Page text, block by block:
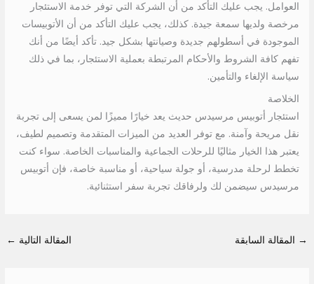
العوامل. يجب عليك التأكد من أن الشركة التي توفر خدمة الاستئجار
مرخصة ولديها سمعة جيدة. كذلك، يجب عليك التأكد من أن الأتوبيسات
الموجودة في أسطولهم جديدة وصيانتها بشكل جيد. تأكد أيضًا من أنك
تفهم كافة الشروط والأحكام المرتبطة بعملية الاستئجار، بما في ذلك
سياسة الإلغاء والتأمين.
الخلاصة
استئجار أتوبيس مرسيدس حديث يعد خيارًا مميزًا لمن يسعى إلى تجربة
نقل مريحة وآمنة. مع توفر العديد من الميزات المتقدمة وتصميم لطيف،
يعتبر هذا الخيار مثاليًا للرحلات الجماعية والمناسبات الخاصة. سواء كنت
تخطط لرحلة مدرسية، أو جولة سياحية، أو مناسبة خاصة، فإن أتوبيس
مرسيدس سيضمن لك ولرفاقك تجربة سفر استثنائية.
→ المقالة السابقة المقالة التالية ←